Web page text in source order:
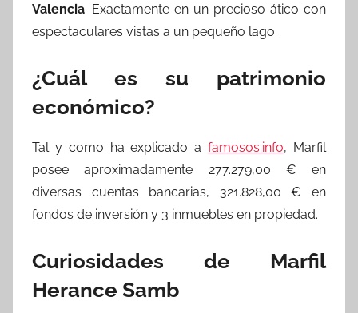
Valencia. Exactamente en un precioso ático con
espectaculares vistas a un pequeño lago.
¿Cuál es su patrimonio
económico?
Tal y como ha explicado afamosos.info, Marfil
posee aproximadamente 277.279,00 € en
diversas cuentas bancarias, 321.828,00 € en
fondos de inversión y 3 inmuebles en propiedad.
Curiosidades de Marfil
Herance Samb